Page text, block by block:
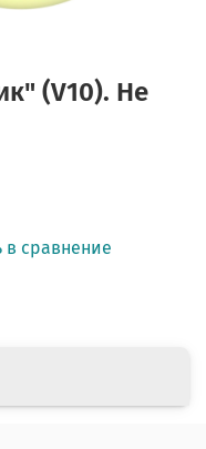
(V10). Не
в сравнение